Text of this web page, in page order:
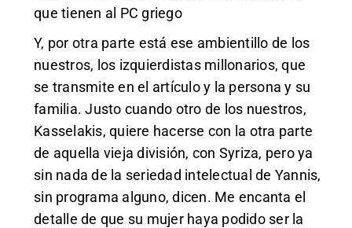
que tienen al PC griego
Y, por otra parte está ese ambientillo de los
nuestros, los izquierdistas millonarios, que
se transmite en el artículo y la persona y su
familia. Justo cuando otro de los nuestros,
Kasselakis, quiere hacerse con la otra parte
de aquella vieja división, con Syriza, pero ya
sin nada de la seriedad intelectual de Yannis,
sin programa alguno, dicen. Me encanta el
detalle de que su mujer haya podido ser la